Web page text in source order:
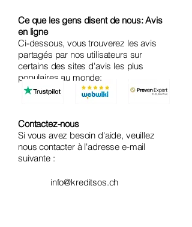
info@kreditsos.ch
Ce que les gens disent de nous: Avis
en ligne
Ci-dessous, vous trouverez les avis
partagés par nos utilisateurs sur
certains des sites d'avis les plus
populaires au monde:
Contactez-nous
Si vous avez besoin d'aide, veuillez
nous contacter à l'adresse e-mail
suivante :